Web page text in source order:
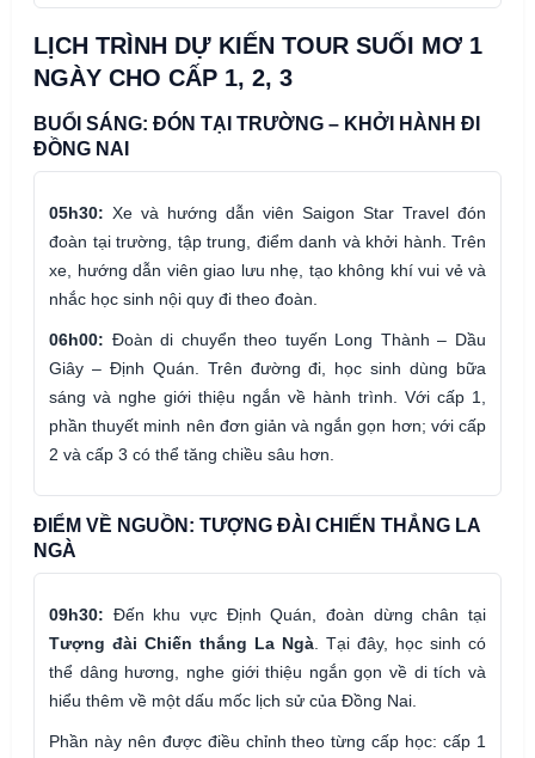
LỊCH TRÌNH DỰ KIẾN TOUR SUỐI MƠ 1
NGÀY CHO CẤP 1, 2, 3
BUỔI SÁNG: ĐÓN TẠI TRƯỜNG – KHỞI HÀNH ĐI
ĐỒNG NAI
05h30: Xe và hướng dẫn viên Saigon Star Travel đón
đoàn tại trường, tập trung, điểm danh và khởi hành. Trên
xe, hướng dẫn viên giao lưu nhẹ, tạo không khí vui vẻ và
nhắc học sinh nội quy đi theo đoàn.
06h00: Đoàn di chuyển theo tuyến Long Thành – Dầu
Giây – Định Quán. Trên đường đi, học sinh dùng bữa
sáng và nghe giới thiệu ngắn về hành trình. Với cấp 1,
phần thuyết minh nên đơn giản và ngắn gọn hơn; với cấp
2 và cấp 3 có thể tăng chiều sâu hơn.
ĐIỂM VỀ NGUỒN: TƯỢNG ĐÀI CHIẾN THẮNG LA
NGÀ
09h30: Đến khu vực Định Quán, đoàn dừng chân tại
Tượng đài Chiến thắng La Ngà . Tại đây, học sinh có
thể dâng hương, nghe giới thiệu ngắn gọn về di tích và
hiểu thêm về một dấu mốc lịch sử của Đồng Nai.
Phần này nên được điều chỉnh theo từng cấp học: cấp 1